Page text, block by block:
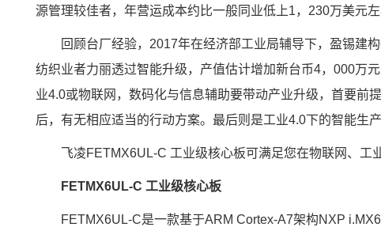
源管理较佳者，年营运成本约比一般同业低上1，230万美元左
回顾台厂经验，2017年在经济部工业局辅导下，盈锡建
纺织业者力丽透过智能升级，产值估计增加新台币4，000万
业4.0或物联网，数码化与信息辅助要带动产业升级，首要前
后，有无相应适当的行动方案。最后则是工业4.0下的智能生
飞凌FETMX6UL-C 工业级核心板可满足您在物联网、工
FETMX6UL-C 工业级核心板
FETMX6UL-C是一款基于ARM Cortex-A7架构NXP